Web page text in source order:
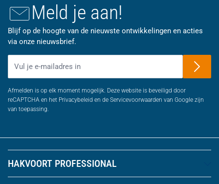
Meld je aan!
Blijf op de hoogte van de nieuwste ontwikkelingen en acties
via onze nieuwsbrief.
Afmelden is op elk moment mogelijk. Deze website is beveiligd door
reCAPTCHA en het Privacybeleid en de Servicevoorwaarden van Google zijn
van toepassing.
HAKVOORT PROFESSIONAL